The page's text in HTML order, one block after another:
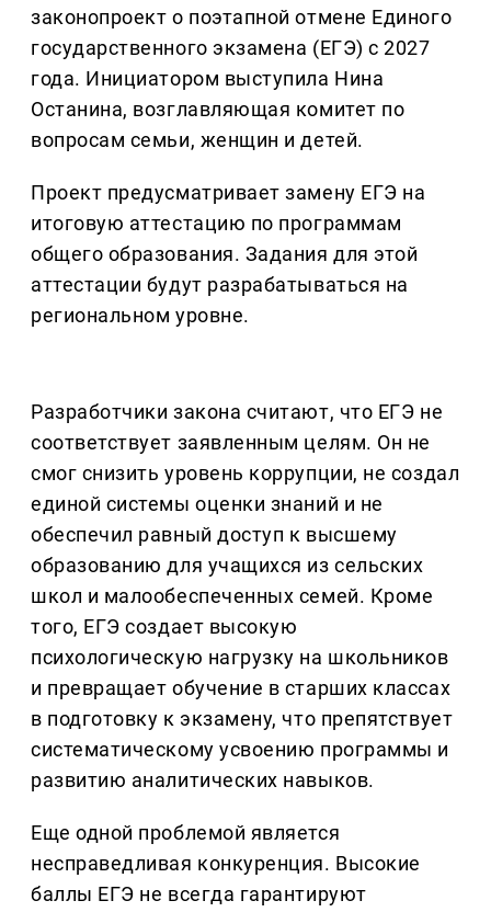
законопроект о поэтапной отмене Единого
государственного экзамена (ЕГЭ) с 2027
года. Инициатором выступила Нина
Останина, возглавляющая комитет по
вопросам семьи, женщин и детей.
Проект предусматривает замену ЕГЭ на
итоговую аттестацию по программам
общего образования. Задания для этой
аттестации будут разрабатываться на
региональном уровне.
Разработчики закона считают, что ЕГЭ не
соответствует заявленным целям. Он не
смог снизить уровень коррупции, не создал
единой системы оценки знаний и не
обеспечил равный доступ к высшему
образованию для учащихся из сельских
школ и малообеспеченных семей. Кроме
того, ЕГЭ создает высокую
психологическую нагрузку на школьников
и превращает обучение в старших классах
в подготовку к экзамену, что препятствует
систематическому усвоению программы и
развитию аналитических навыков.
Еще одной проблемой является
несправедливая конкуренция. Высокие
баллы ЕГЭ не всегда гарантируют